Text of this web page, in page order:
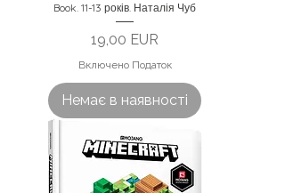
Book. 11-13 років. Наталія Чуб
Ціна
19,00 EUR
Включено Податок
Немає в наявності